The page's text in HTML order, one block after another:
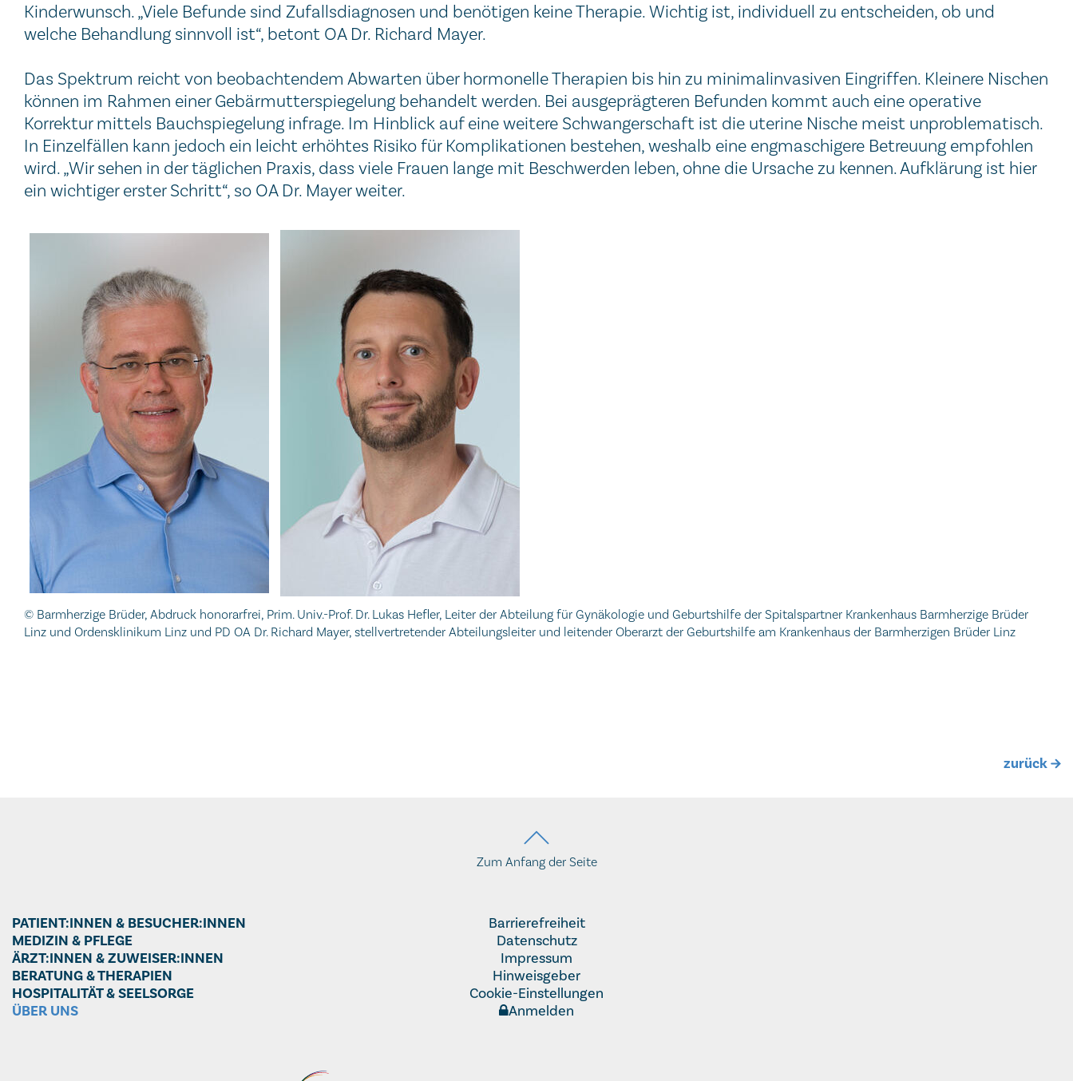
Kinderwunsch. „Viele Befunde sind Zufallsdiagnosen und benötigen keine Therapie. Wichtig ist, individuell zu entscheiden, ob und
welche Behandlung sinnvoll ist“, betont OA Dr. Richard Mayer.
Das Spektrum reicht von beobachtendem Abwarten über hormonelle Therapien bis hin zu minimalinvasiven Eingriffen. Kleinere Nischen
können im Rahmen einer Gebärmutterspiegelung behandelt werden. Bei ausgeprägteren Befunden kommt auch eine operative
Korrektur mittels Bauchspiegelung infrage. Im Hinblick auf eine weitere Schwangerschaft ist die uterine Nische meist unproblematisch.
In Einzelfällen kann jedoch ein leicht erhöhtes Risiko für Komplikationen bestehen, weshalb eine engmaschigere Betreuung empfohlen
wird. „Wir sehen in der täglichen Praxis, dass viele Frauen lange mit Beschwerden leben, ohne die Ursache zu kennen. Aufklärung ist hier
ein wichtiger erster Schritt“, so OA Dr. Mayer weiter.
© Barmherzige Brüder, Abdruck honorarfrei, Prim. Univ.-Prof. Dr. Lukas Hefler, Leiter der Abteilung für Gynäkologie und Geburtshilfe der Spitalspartner Krankenhaus Barmherzige Brüder
Linz und Ordensklinikum Linz und PD OA Dr. Richard Mayer, stellvertretender Abteilungsleiter und leitender Oberarzt der Geburtshilfe am Krankenhaus der Barmherzigen Brüder Linz
zurück
Zum Anfang der Seite
PATIENT:INNEN & BESUCHER:INNEN
MEDIZIN & PFLEGE
ÄRZT:INNEN & ZUWEISER:INNEN
BERATUNG & THERAPIEN
HOSPITALITÄT & SEELSORGE
ÜBER UNS
Barrierefreiheit
Datenschutz
Impressum
Hinweisgeber
Cookie-Einstellungen
Anmelden